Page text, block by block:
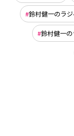
鈴村健一のラジ
鈴村健一の